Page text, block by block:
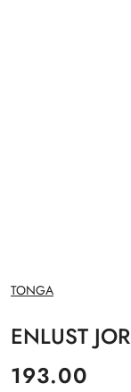
NAZWA
PRODUCENTA:
TONGA
ENLUST
cena:
193.00